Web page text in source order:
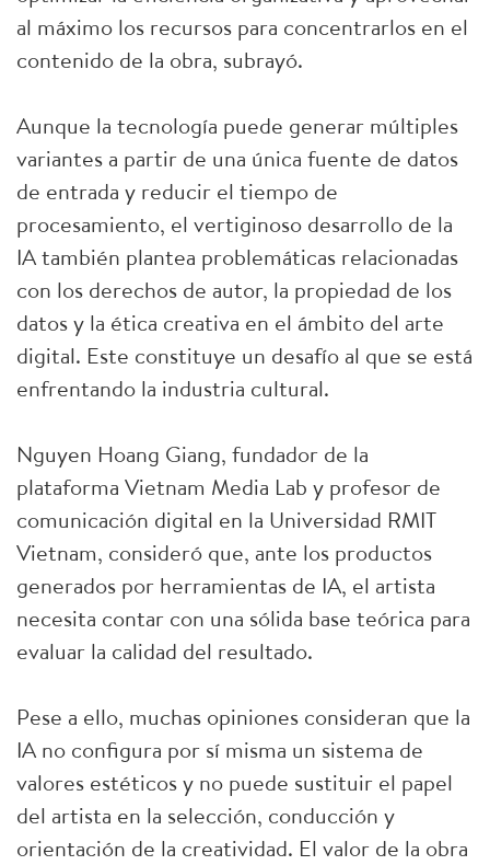
al máximo los recursos para concentrarlos en el
contenido de la obra, subrayó.
Aunque la tecnología puede generar múltiples
variantes a partir de una única fuente de datos
de entrada y reducir el tiempo de
procesamiento, el vertiginoso desarrollo de la
IA también plantea problemáticas relacionadas
con los derechos de autor, la propiedad de los
datos y la ética creativa en el ámbito del arte
digital. Este constituye un desafío al que se está
enfrentando la industria cultural.
Nguyen Hoang Giang, fundador de la
plataforma Vietnam Media Lab y profesor de
comunicación digital en la Universidad RMIT
Vietnam, consideró que, ante los productos
generados por herramientas de IA, el artista
necesita contar con una sólida base teórica para
evaluar la calidad del resultado.
Pese a ello, muchas opiniones consideran que la
IA no configura por sí misma un sistema de
valores estéticos y no puede sustituir el papel
del artista en la selección, conducción y
orientación de la creatividad. El valor de la obra